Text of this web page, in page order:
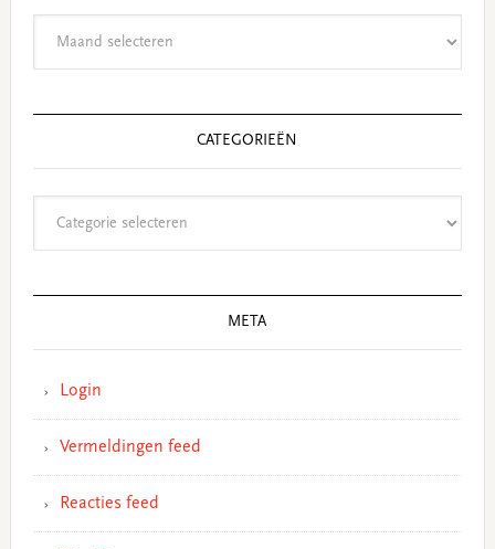
CATEGORIEËN
META
Login
Vermeldingen feed
Reacties feed